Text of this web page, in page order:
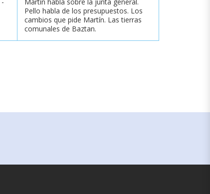
Pello habla de los presupuestos. Los
cambios que pide Martín. Las tierras
comunales de Baztan.